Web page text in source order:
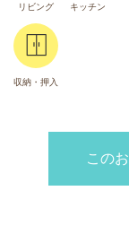
リビング キッチン
収納・押入
この